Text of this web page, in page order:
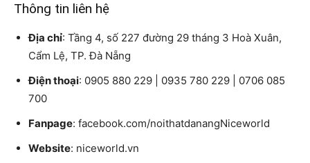
Thông tin liên hệ
Địa chỉ: Tầng 4, số 227 đường 29 tháng 3 Hoà Xuân,
Cẩm Lệ, TP. Đà Nẵng
Điện thoại: 0905 880 229 | 0935 780 229 | 0706 085
700
Fanpage: facebook.com/noithatdanangNiceworld
Website: niceworld.vn